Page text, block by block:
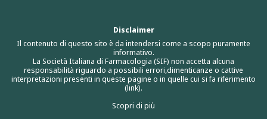
Disclaimer
Il contenuto di questo sito è da intendersi come a scopo puramente
informativo.
La Società Italiana di Farmacologia (SIF) non accetta alcuna
responsabilità riguardo a possibili errori,dimenticanze o cattive
interpretazioni presenti in queste pagine o in quelle cui si fa riferimento
(link).
Scopri di più